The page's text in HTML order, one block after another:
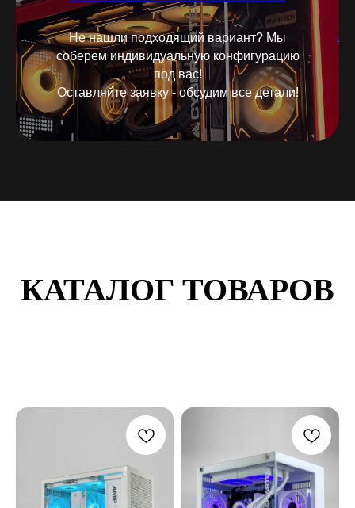
Не нашли подходящий вариант? Мы
соберем индивидуальную конфигурацию
под вас!
Оставляйте заявку - обсудим все детали!
КАТАЛОГ ТОВАРОВ